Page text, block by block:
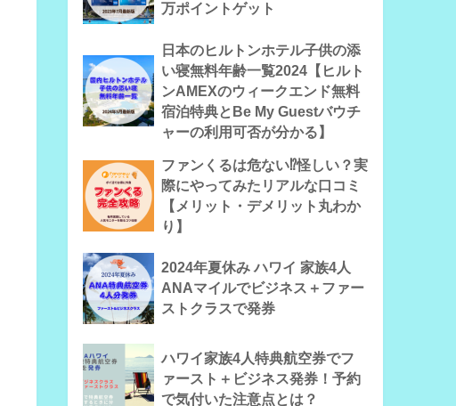
万ポイントゲット
日本のヒルトンホテル子供の添
い寝無料年齢一覧2024【ヒルト
ンAMEXのウィークエンド無料
宿泊特典とBe My Guestバウチ
ャーの利用可否が分かる】
ファンくるは危ない⁉怪しい？実
際にやってみたリアルな口コミ
【メリット・デメリット丸わか
り】
2024年夏休み ハワイ 家族4人
ANAマイルでビジネス＋ファー
ストクラスで発券
ハワイ家族4人特典航空券でフ
ァースト＋ビジネス発券！予約
で気付いた注意点とは？